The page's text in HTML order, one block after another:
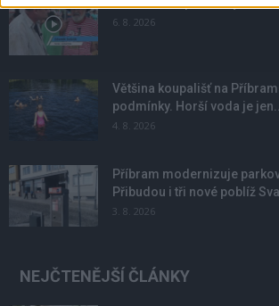
6. 8. 2026
Většina koupališť na
podmínky. Horší voda je jen...
4. 8. 2026
Příbram modernizuje
Přibudou i tři nové poblíž
3. 8. 2026
NEJČTENĚJŠÍ ČLÁNKY